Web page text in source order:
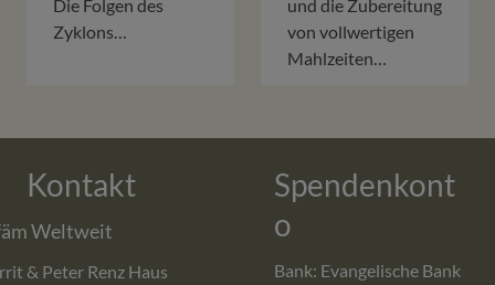
Die Folgen des
Zyklons…
und die Zubereitung
von vollwertigen
Mahlzeiten…
Kontakt
Weltweit
& Peter Renz Haus
Spendenkont
o
Bank: Evangelische Bank